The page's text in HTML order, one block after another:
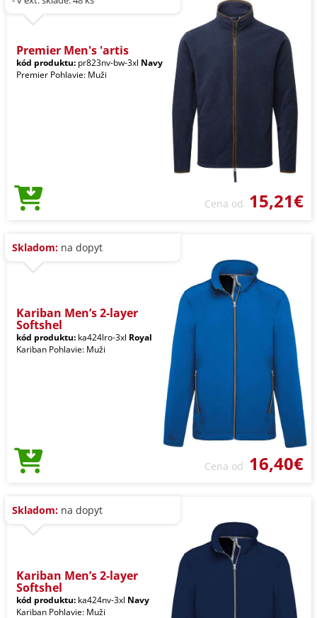
Premier Men's 'artis
kód produktu: pr823nv-bw-3xl Navy
Premier Pohlavie: Muži
Cena od 15,21€
Skladom: na dopyt
Kariban Men’s 2-layer
Softshel
kód produktu: ka424lro-3xl Royal
Kariban Pohlavie: Muži
Cena od 16,40€
Skladom: na dopyt
Kariban Men’s 2-layer
Softshel
kód produktu: ka424nv-3xl Navy
Kariban Pohlavie: Muži